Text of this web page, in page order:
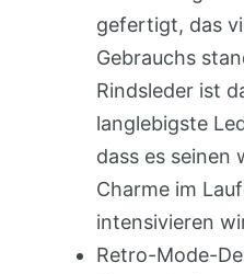
gefertigt, das
Gebrauchs
Rindsleder ist
langlebigste
dass es seinen
Charme im
intensivieren
Retro-Mode-